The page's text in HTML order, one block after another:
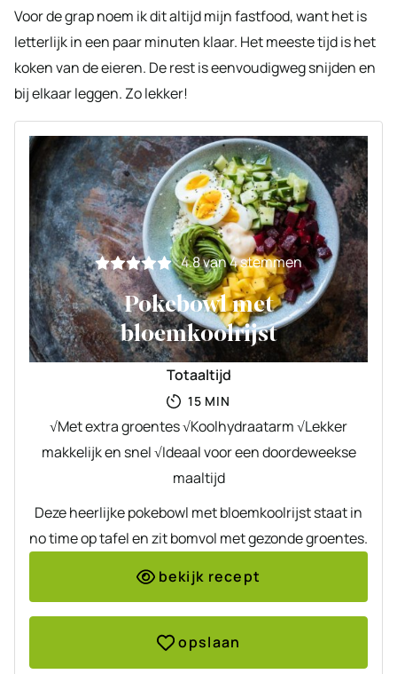
Voor de grap noem ik dit altijd mijn fastfood, want het is
letterlijk in een paar minuten klaar. Het meeste tijd is het
koken van de eieren. De rest is eenvoudigweg snijden en
bij elkaar leggen. Zo lekker!
4.8van4stemmen
Pokebowl met
bloemkoolrijst
Totaaltijd
15MINUTEN
MIN
√Met extra groentes √Koolhydraatarm √Lekker
makkelijk en snel √Ideaal voor een doordeweekse
maaltijd
Deze heerlijke pokebowl met bloemkoolrijst staat in
no time op tafel en zit bomvol met gezonde groentes.
bekijk recept
opslaan